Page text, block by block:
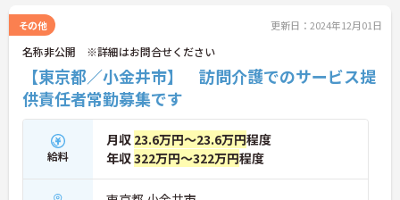
その他 更新日：2024年12月01日
名称非公開 ※詳細はお問合せください
【東京都／小金井市】 訪問介護でのサービス提
供責任者常勤募集です
給料
月収 23.6万円～23.6万円程度
年収322万円～322万円程度